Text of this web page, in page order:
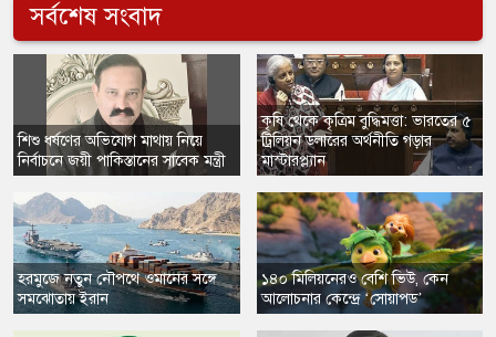
সর্বশেষ সংবাদ
​শিশু ধর্ষণের অভিযোগ মাথায় নিয়ে
নির্বাচনে জয়ী পাকিস্তানের সাবেক মন্ত্রী
​হরমুজে নতুন নৌপথে ওমানের সঙ্গে
সমঝোতায় ইরান
কৃষি থেকে কৃত্রিম বুদ্ধিমত্তা: ভারতের ৫
ট্রিলিয়ন ডলারের অর্থনীতি গড়ার
মাস্টারপ্ল্যান
​১৪০ মিলিয়নেরও বেশি ভিউ, কেন
আলোচনার কেন্দ্রে ‘সোয়াপড’